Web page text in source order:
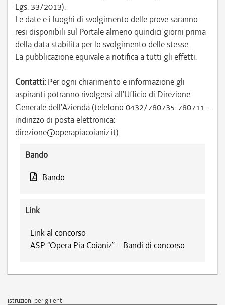
Lgs. 33/2013).
Le date e i luoghi di svolgimento delle prove saranno
resi disponibili sul Portale almeno quindici giorni prima
della data stabilita per lo svolgimento delle stesse.
La pubblicazione equivale a notifica a tutti gli effetti.
Contatti: Per ogni chiarimento e informazione gli
aspiranti potranno rivolgersi all’Ufficio di Direzione
Generale dell’Azienda (telefono 0432/780735-780711 -
indirizzo di posta elettronica:
direzione@operapiacoianiz.it).
Bando
Bando
Link
Link al concorso
ASP “Opera Pia Coianiz” – Bandi di concorso
istruzioni per gli enti